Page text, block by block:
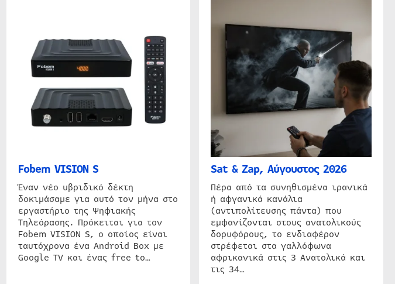
Fobem VISION S
Έναν νέο υβριδικό δέκτη
δοκιμάσαμε για αυτό τον μήνα στο
εργαστήριο της Ψηφιακής
Τηλεόρασης. Πρόκειται για τον
Fobem VISION S, ο οποίος είναι
ταυτόχρονα ένα Android Box με
Google TV και ένας free to…
Sat & Zap, Αύγουστος 2026
Πέρα από τα συνηθισμένα ιρανικά
ή αφγανικά κανάλια
(αντιπολίτευσης πάντα) που
εμφανίζονται στους ανατολικούς
δορυφόρους, το ενδιαφέρον
στρέφεται στα γαλλόφωνα
αφρικανικά στις 3 Ανατολικά και
τις 34…